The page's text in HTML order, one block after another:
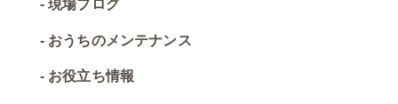
現場ブログ
おうちのメンテナンス
お役立ち情報